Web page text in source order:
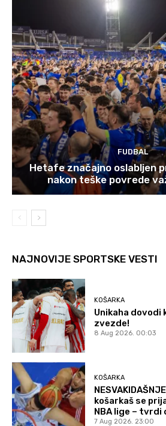
FUDBAL
Hetafe značajno oslabljen
nakon teške povrede
NAJNOVIJE SPORTSKE VESTI
KOŠARKA
Unikaha dovodi
zvezde!
8 Aug 2026. 00:03
KOŠARKA
košarkaš se
NBA lige – tvrdi
7 Aug 2026. 23:00